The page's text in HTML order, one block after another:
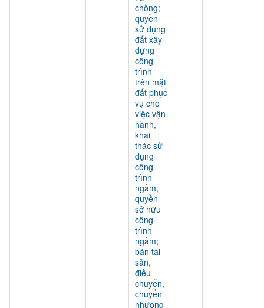
chồng;
quyền
sử dụng
đất xây
dựng
công
trình
trên mặt
đất phục
vụ cho
việc vận
hành,
khai
thác sử
dụng
công
trình
ngầm,
quyền
sở hữu
công
trình
ngầm;
bán tài
sản,
điều
chuyển,
chuyển
nhượng